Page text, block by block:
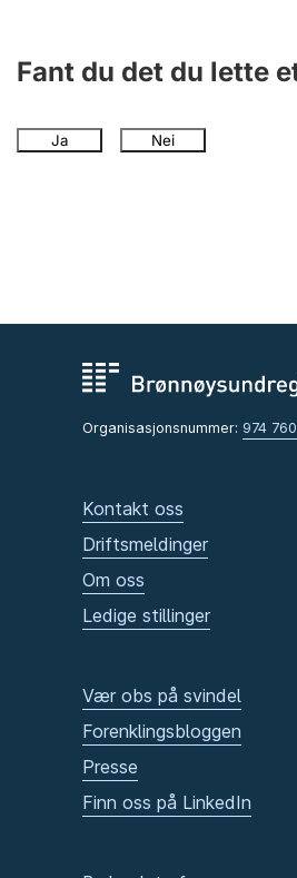
Fant du det du lette
Ja Nei
Organisasjonsnummer: 974
Kontakt oss
Driftsmeldinger
Om oss
Ledige stillinger
Vær obs på svindel
Forenklingsbloggen
Presse
Finn oss på LinkedIn